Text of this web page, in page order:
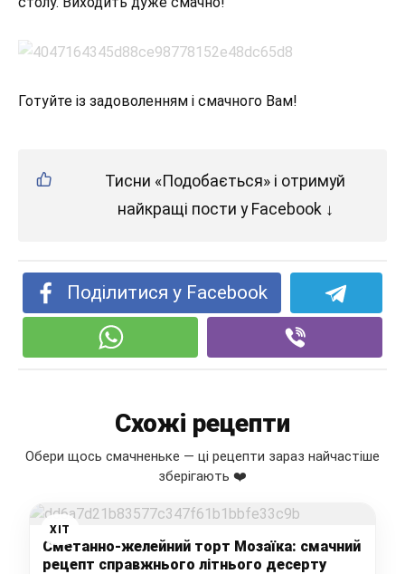
Готуйте із задоволенням і смачного Вам!
Тисни «Подобається» і отримуй
найкращі пости у Facebook ↓
Поділитися у Facebook
Схожі рецепти
Обери щось смачненьке — ці рецепти зараз найчастіше
зберігають ❤️
ХІТ
Сметанно-желейний торт Мозаїка: смачний
рецепт справжнього літнього десерту